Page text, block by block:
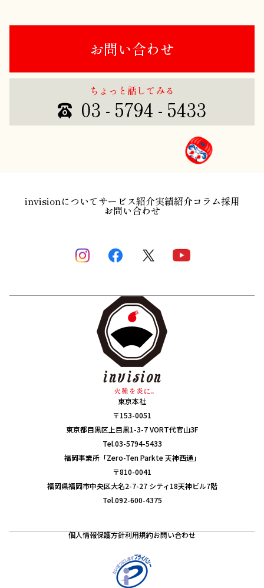
お問い合わせ
ちょっと話してみる
03 - 5794 - 5433
invisionについてサービス紹介実績紹介コラム採用
お問い合わせ
東京本社
〒153-0051
東京都目黒区上目黒1-3-7 VORT代官山3F
Tel.03-5794-5433
福岡事業所「Zero-Ten Parkte 天神西通」
〒810-0041
福岡県福岡市中央区大名2-7-27 シティ18天神ビル7階
Tel.092-600-4375
個人情報保護方針利用規約お問い合わせ